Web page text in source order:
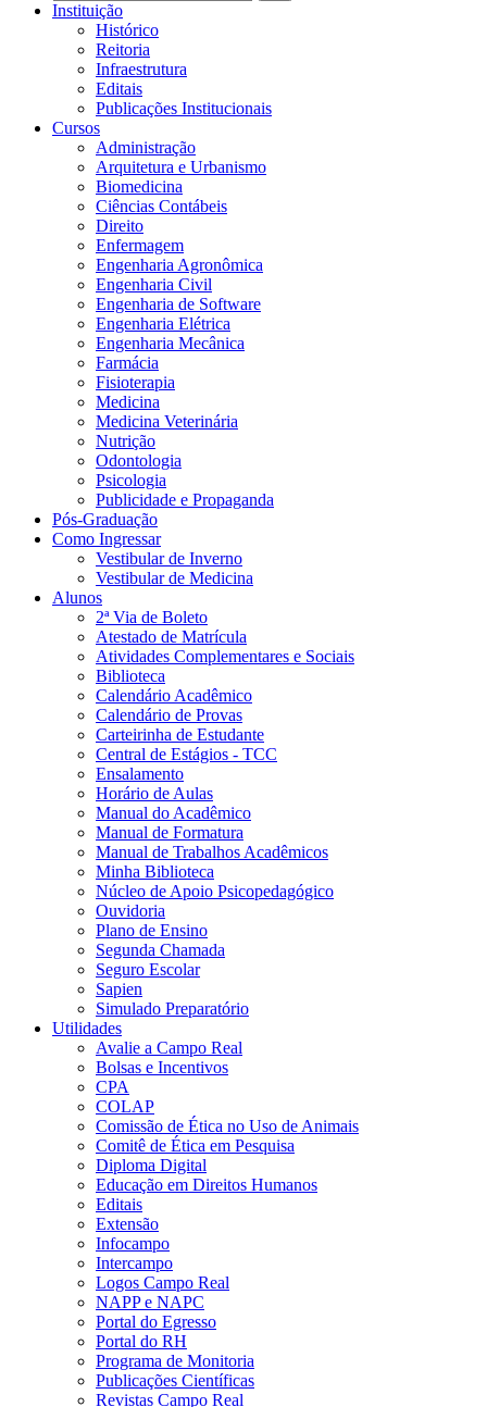
Instituição
Histórico
Reitoria
Infraestrutura
Editais
Publicações Institucionais
Cursos
Administração
Arquitetura e Urbanismo
Biomedicina
Ciências Contábeis
Direito
Enfermagem
Engenharia Agronômica
Engenharia Civil
Engenharia de Software
Engenharia Elétrica
Engenharia Mecânica
Farmácia
Fisioterapia
Medicina
Medicina Veterinária
Nutrição
Odontologia
Psicologia
Publicidade e Propaganda
Pós-Graduação
Como Ingressar
Vestibular de Inverno
Vestibular de Medicina
Alunos
2ª Via de Boleto
Atestado de Matrícula
Atividades Complementares e Sociais
Biblioteca
Calendário Acadêmico
Calendário de Provas
Carteirinha de Estudante
Central de Estágios - TCC
Ensalamento
Horário de Aulas
Manual do Acadêmico
Manual de Formatura
Manual de Trabalhos Acadêmicos
Minha Biblioteca
Núcleo de Apoio Psicopedagógico
Ouvidoria
Plano de Ensino
Segunda Chamada
Seguro Escolar
Sapien
Simulado Preparatório
Utilidades
Avalie a Campo Real
Bolsas e Incentivos
CPA
COLAP
Comissão de Ética no Uso de Animais
Comitê de Ética em Pesquisa
Diploma Digital
Educação em Direitos Humanos
Editais
Extensão
Infocampo
Intercampo
Logos Campo Real
NAPP e NAPC
Portal do Egresso
Portal do RH
Programa de Monitoria
Publicações Científicas
Revistas Campo Real